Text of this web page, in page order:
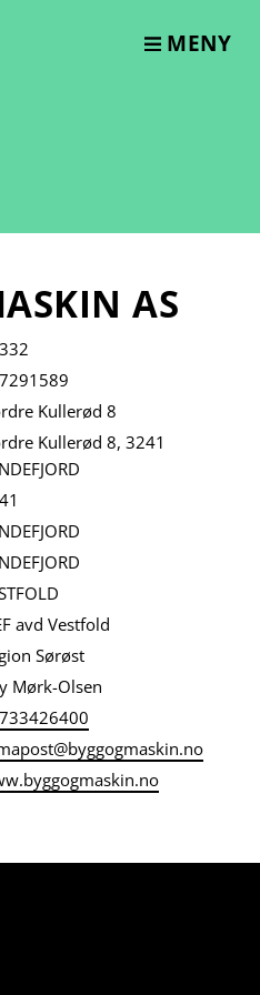
MENY
AS
Kullerød 8
Kullerød 8, 3241
avd Vestfold
Sørøst
Mørk-Olsen